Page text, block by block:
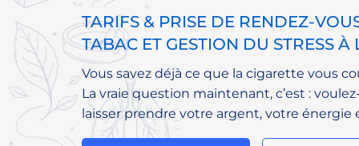
TARIFS & PRISE DE RENDEZ-
TABAC ET GESTION DU STRESS
Vous savez déjà ce que la cigarette vous
La vraie question maintenant, c’est :
laisser prendre votre argent, votre énergie